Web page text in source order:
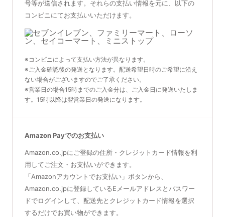
号等が送信されます。それらの支払い情報を元に、以下の
コンビニにてお支払いいただけます。
※コンビニによって支払い方法が異なります。
※ご入金確認後の発送となります。配送希望日時のご希望に沿え
ない場合がございますのでご了承ください。
※営業日の場合15時までのご入金分は、ご入金日に発送いたしま
す。15時以降は翌営業日の発送になります。
Amazon Payでのお支払い
Amazon.co.jpにご登録の住所・クレジットカード情報を利
用してご注文・お支払いができます。
「Amazonアカウントでお支払い」ボタンから、
Amazon.co.jpに登録しているEメールアドレスとパスワー
ドでログインして、配送先とクレジットカード情報を選択
するだけでお買い物ができます。